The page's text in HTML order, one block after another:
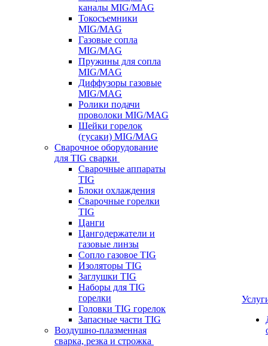
каналы MIG/MAG
Токосъемники
MIG/MAG
Газовые сопла
MIG/MAG
Пружины для сопла
MIG/MAG
Диффузоры газовые
MIG/MAG
Ролики подачи
проволоки MIG/MAG
Шейки горелок
(гусаки) MIG/MAG
Сварочное оборудование
для TIG сварки
Сварочные аппараты
TIG
Блоки охлаждения
Сварочные горелки
TIG
Цанги
Цангодержатели и
газовые линзы
Сопло газовое TIG
Изоляторы TIG
Заглушки TIG
Наборы для TIG
горелки
Головки TIG горелок
Запасные части TIG
Воздушно-плазменная
сварка, резка и строжка